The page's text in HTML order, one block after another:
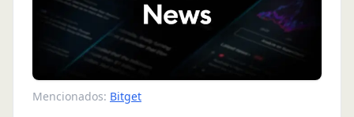
Mencionados: Bitget